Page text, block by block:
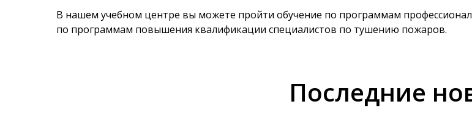
В нашем учебном центре вы можете пройти обучение по программам
по программам повышения квалификации специалистов по тушению пожаров.
Последние